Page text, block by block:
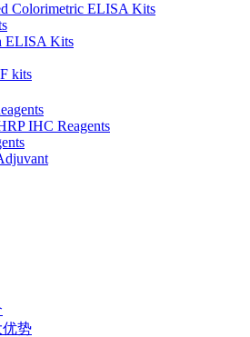
Colorimetric ELISA Kits
ELISA Kits
kits
IHC Reagents
势